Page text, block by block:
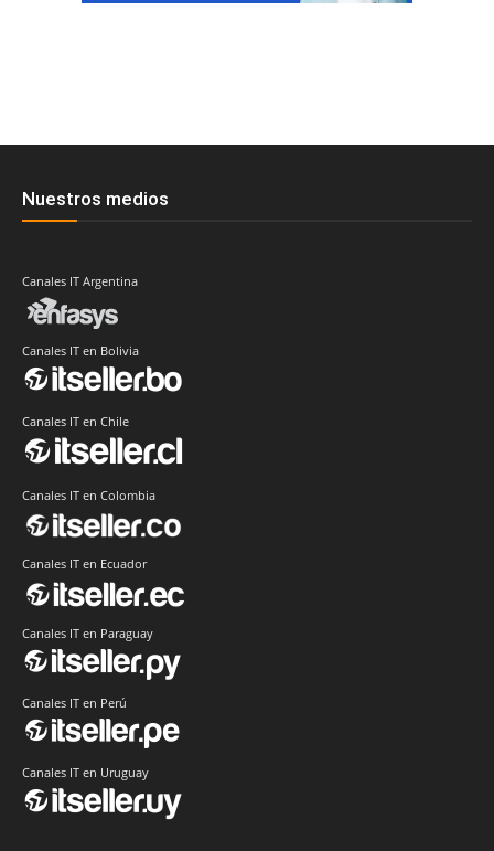
Nuestros medios
Canales IT Argentina
Canales IT en Bolivia
Canales IT en Chile
Canales IT en Colombia
Canales IT en Ecuador
Canales IT en Paraguay
Canales IT en Perú
Canales IT en Uruguay